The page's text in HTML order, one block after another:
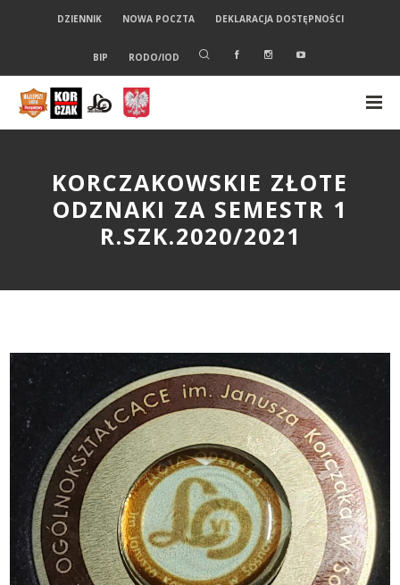
DZIENNIK NOWA POCZTA DEKLARACJA DOSTĘPNOŚCI
BIP RODO/IOD
KORCZAKOWSKIE ZŁOTE
ODZNAKI ZA SEMESTR 1
R.SZK.2020/2021